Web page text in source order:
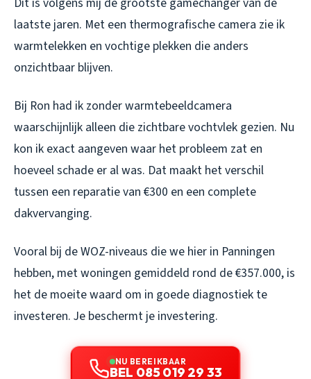
laatste jaren. Met een thermografische camera zie ik
warmtelekken en vochtige plekken die anders
onzichtbaar blijven.
Bij Ron had ik zonder warmtebeeldcamera
waarschijnlijk alleen die zichtbare vochtvlek gezien. Nu
kon ik exact aangeven waar het probleem zat en
hoeveel schade er al was. Dat maakt het verschil
tussen een reparatie van €300 en een complete
dakvervanging.
Vooral bij de WOZ-niveaus die we hier in Panningen
hebben, met woningen gemiddeld rond de €357.000, is
het de moeite waard om in goede diagnostiek te
investeren. Je beschermt je investering.
NU BEREIKBAAR
BEL 085 019 29 33